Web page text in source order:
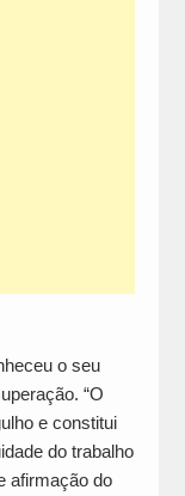
o seu
“O
e constitui
do trabalho
afirmação do